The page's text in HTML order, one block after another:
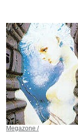
Megazone /